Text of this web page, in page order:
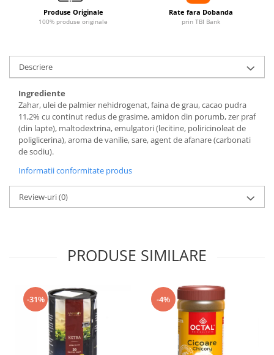
Produse Originale
100% produse originale
Rate fara Dobanda
prin TBI Bank
Descriere
Ingrediente
Zahar, ulei de palmier nehidrogenat, faina de grau, cacao pudra
11,2% cu continut redus de grasime, amidon din porumb, zer praf
(din lapte), maltodextrina, emulgatori (lecitine, poliricinoleat de
poliglicerina), aroma de vanilie, sare, agent de afanare (carbonati
de sodiu).
Informatii conformitate produs
Review-uri(0)
PRODUSE SIMILARE
-31% -4%